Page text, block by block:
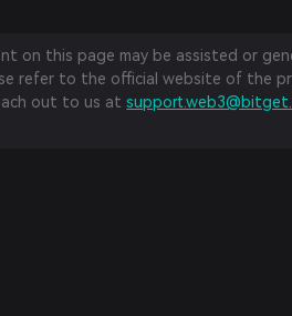
on this page may be assisted or
refer to the official website of the
out to us at